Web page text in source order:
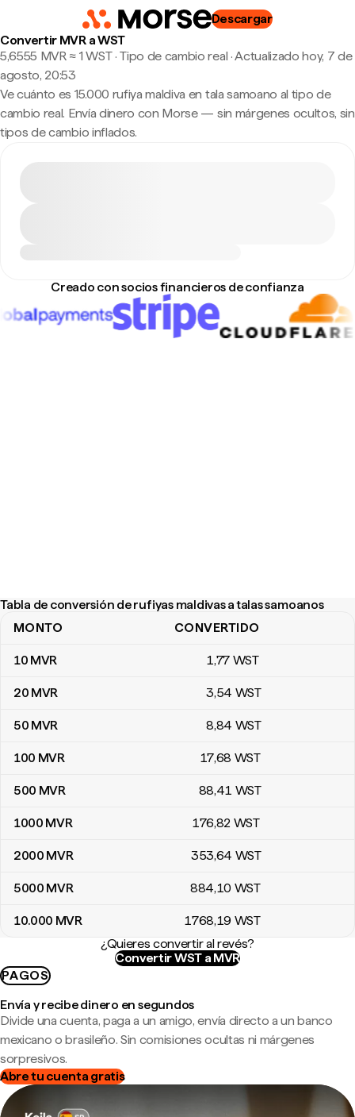
Descargar
Convertir MVR a WST
5,6555 MVR ≈ 1 WST · Tipo de cambio real ·Actualizado hoy, 7 de
agosto, 20:53
Ve cuánto es 15.000 rufiya maldiva en tala samoano al tipo de
cambio real. Envía dinero con Morse — sin márgenes ocultos, sin
tipos de cambio inflados.
Creado con socios financieros de confianza
Tabla de conversión de rufiyas maldivas a talas samoanos
Tabla de conversión de rufiyas maldivas a talas samoanos
MONTO CONVERTIDO
10 MVR 1,77 WST
20 MVR 3,54 WST
50 MVR 8,84 WST
100 MVR 17,68 WST
500 MVR 88,41 WST
1000 MVR 176,82 WST
2000 MVR 353,64 WST
5000 MVR 884,10 WST
10.000 MVR 1768,19 WST
¿Quieres convertir al revés?
Convertir WST a MVR
PAGOS
Envía y recibe dinero en segundos
Divide una cuenta, paga a un amigo, envía directo a un banco
mexicano o brasileño. Sin comisiones ocultas ni márgenes
sorpresivos.
Abre tu cuenta gratis